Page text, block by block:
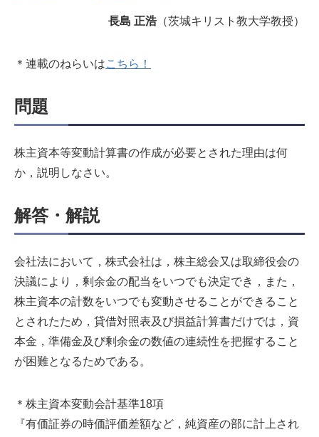
長島 正浩（茨城キリスト教大学教授）
＊連載のねらいはこちら！
問題
株主資本等変動計算書の作成が必要とされた理由は何
か，説明しなさい。
解答・解説
会社法において，株式会社は，株主総会又は取締役会の
決議により，剰余金の配当をいつでも決定でき，また，
株主資本の計数をいつでも変動させることができること
とされたため，貸借対照表及び損益計算書だけでは，資
本金，準備金及び剰余金の数値の連続性を把握すること
が困難となるためである。
＊株主資本変動会計基準18項
『有価証券の時価評価差額など，純資産の部に計上され